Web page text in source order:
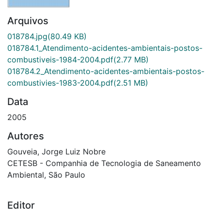
Arquivos
018784.jpg(80.49 KB)
018784.1_Atendimento-acidentes-ambientais-postos-
combustiveis-1984-2004.pdf(2.77 MB)
018784.2_Atendimento-acidentes-ambientais-postos-
combustivies-1983-2004.pdf(2.51 MB)
Data
2005
Autores
Gouveia, Jorge Luiz Nobre
CETESB - Companhia de Tecnologia de Saneamento
Ambiental, São Paulo
Editor